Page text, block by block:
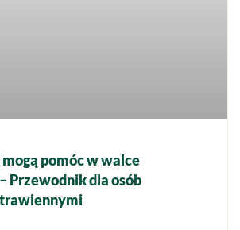
pomóc w walce
Przewodnik dla osób